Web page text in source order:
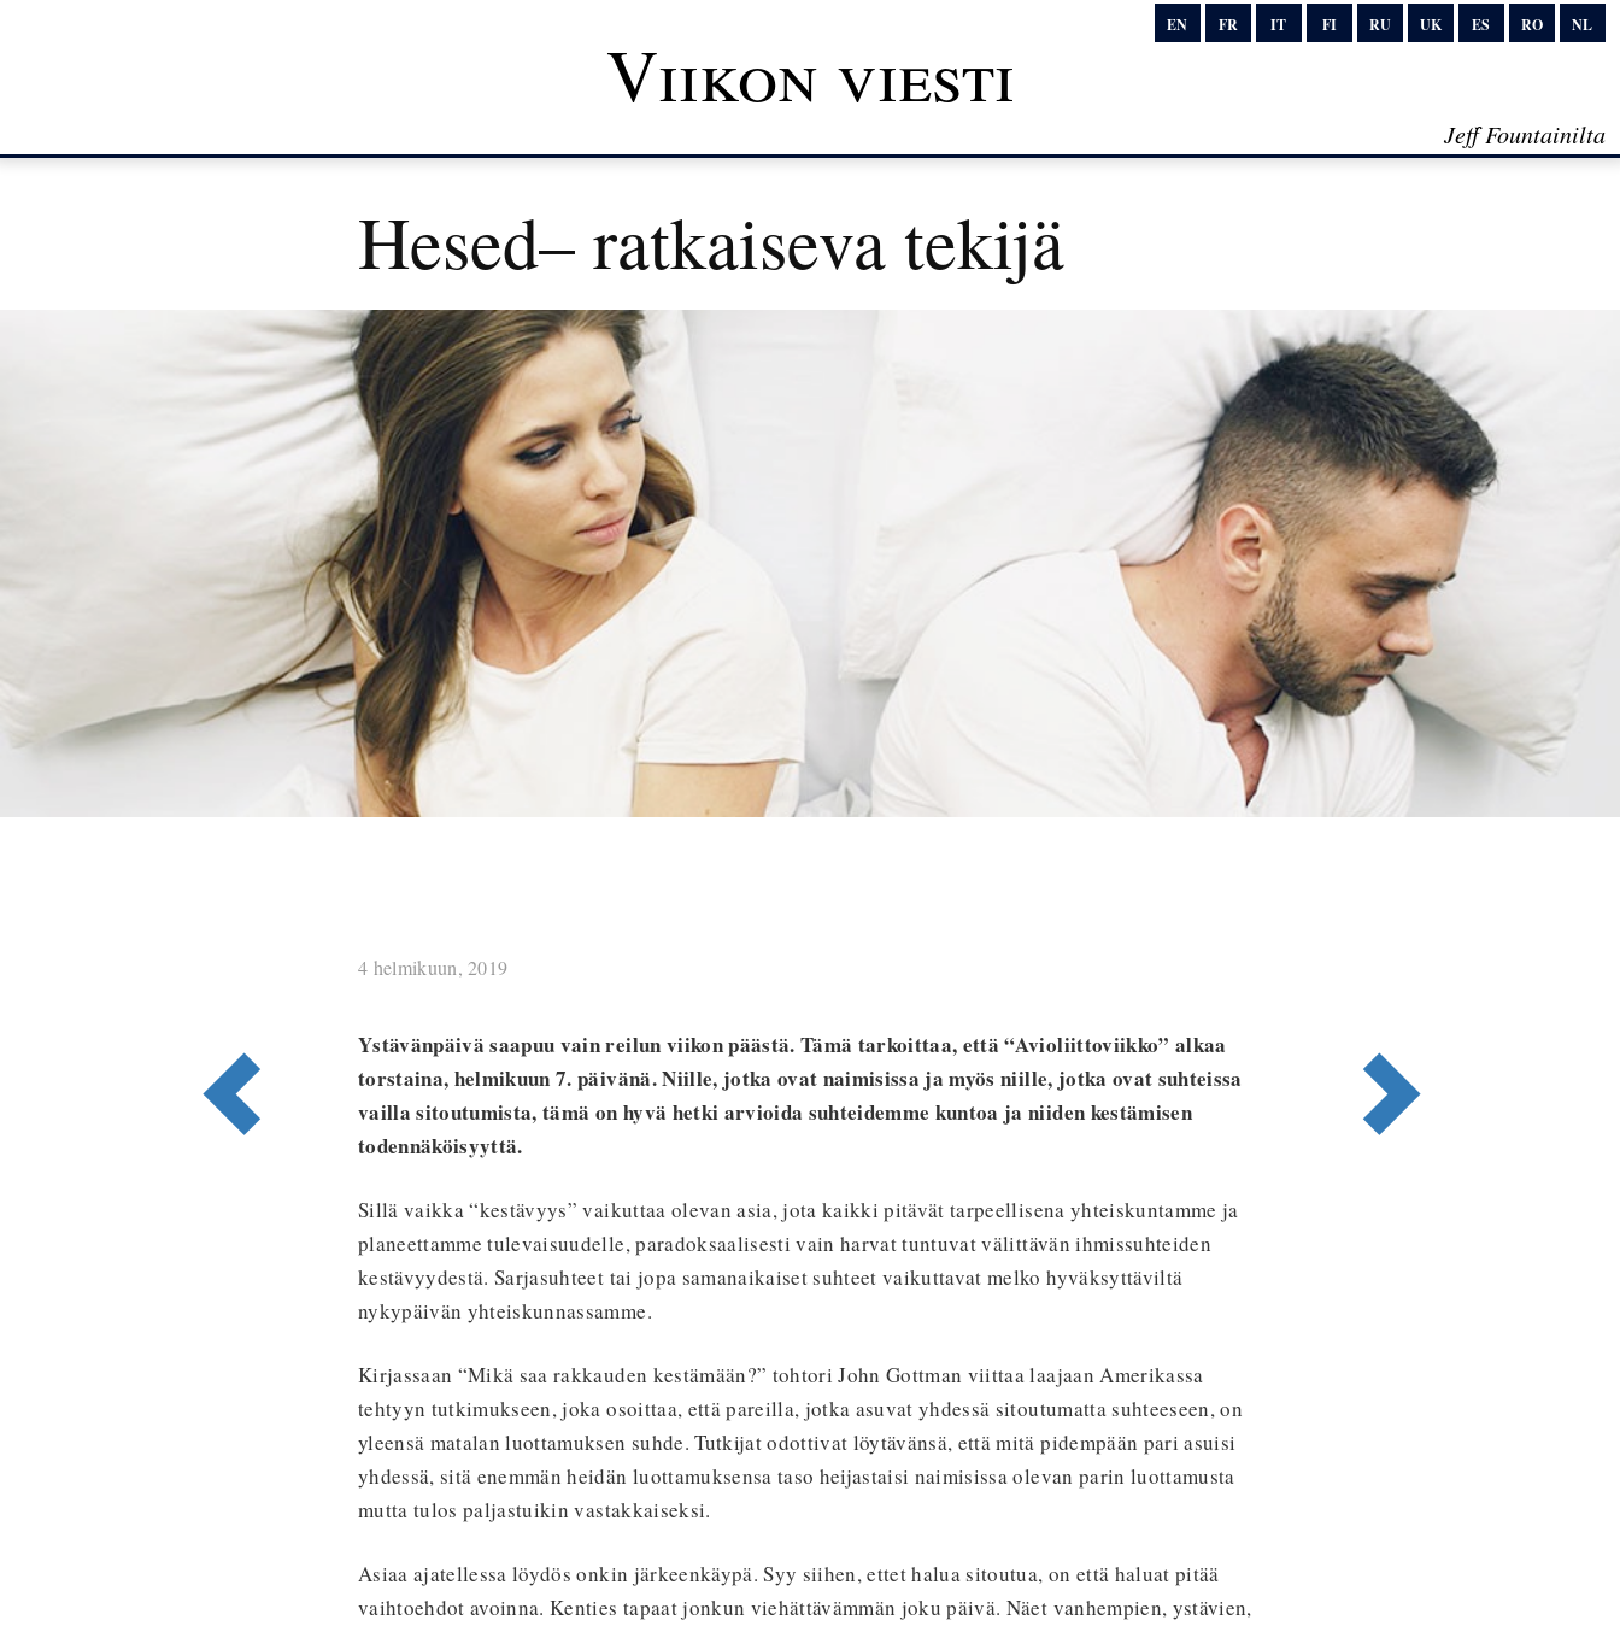
EN FR IT FI RU UK ES RO NL
Viikon viesti
Jeff Fountainilta
Hesed– ratkaiseva tekijä
4 helmikuun, 2019
Ystävänpäivä saapuu vain reilun viikon päästä. Tämä tarkoittaa, että “Avioliittoviikko” alkaa
torstaina, helmikuun 7. päivänä. Niille, jotka ovat naimisissa ja myös niille, jotka ovat suhteissa
vailla sitoutumista, tämä on hyvä hetki arvioida suhteidemme kuntoa ja niiden kestämisen
todennäköisyyttä.
Sillä vaikka “kestävyys” vaikuttaa olevan asia, jota kaikki pitävät tarpeellisena yhteiskuntamme ja
planeettamme tulevaisuudelle, paradoksaalisesti vain harvat tuntuvat välittävän ihmissuhteiden
kestävyydestä. Sarjasuhteet tai jopa samanaikaiset suhteet vaikuttavat melko hyväksyttäviltä
nykypäivän yhteiskunnassamme.
Kirjassaan “Mikä saa rakkauden kestämään?” tohtori John Gottman viittaa laajaan Amerikassa
tehtyyn tutkimukseen, joka osoittaa, että pareilla, jotka asuvat yhdessä sitoutumatta suhteeseen, on
yleensä matalan luottamuksen suhde. Tutkijat odottivat löytävänsä, että mitä pidempään pari asuisi
yhdessä, sitä enemmän heidän luottamuksensa taso heijastaisi naimisissa olevan parin luottamusta
mutta tulos paljastuikin vastakkaiseksi.
Asiaa ajatellessa löydös onkin järkeenkäypä. Syy siihen, ettet halua sitoutua, on että haluat pitää
vaihtoehdot avoinna. Kenties tapaat jonkun viehättävämmän joku päivä. Näet vanhempien, ystävien,